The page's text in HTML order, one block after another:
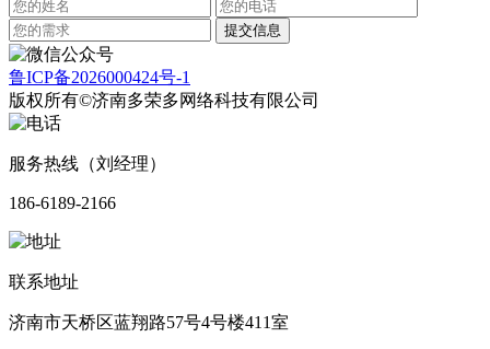
鲁ICP备2026000424号-1
版权所有©济南多荣多网络科技有限公司
服务热线（刘经理）
186-6189-2166
联系地址
济南市天桥区蓝翔路57号4号楼411室